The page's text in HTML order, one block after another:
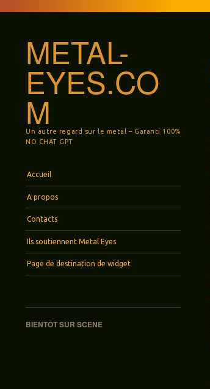
METAL-
EYES.CO
M
Un autre regard sur le metal – Garanti 100%
NO CHAT GPT
Aller au contenu principal
Accueil
A propos
Contacts
Ils soutiennent Metal Eyes
Page de destination de widget
BIENTÔT SUR SCENE